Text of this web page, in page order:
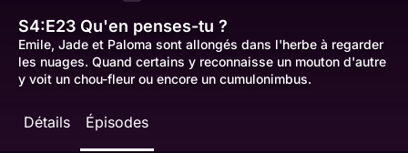
S4:E23 Qu'en penses-tu ?
Emile, Jade et Paloma sont allongés dans l'herbe à regarder
les nuages. Quand certains y reconnaisse un mouton d'autre
y voit un chou-fleur ou encore un cumulonimbus.
Détails Épisodes